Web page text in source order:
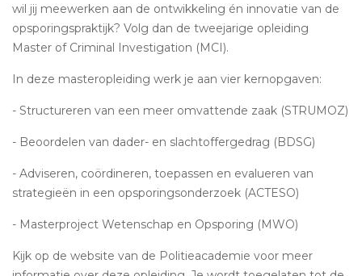
wil jij meewerken aan de ontwikkeling én innovatie van de
opsporingspraktijk? Volg dan de tweejarige opleiding
Master of Criminal Investigation (MCI).
In deze masteropleiding werk je aan vier kernopgaven:
- Structureren van een meer omvattende zaak (STRUMOZ)
- Beoordelen van dader- en slachtoffergedrag (BDSG)
- Adviseren, coördineren, toepassen en evalueren van
strategieën in een opsporingsonderzoek (ACTESO)
- Masterproject Wetenschap en Opsporing (MWO)
Kijk op de website van de Politieacademie voor meer